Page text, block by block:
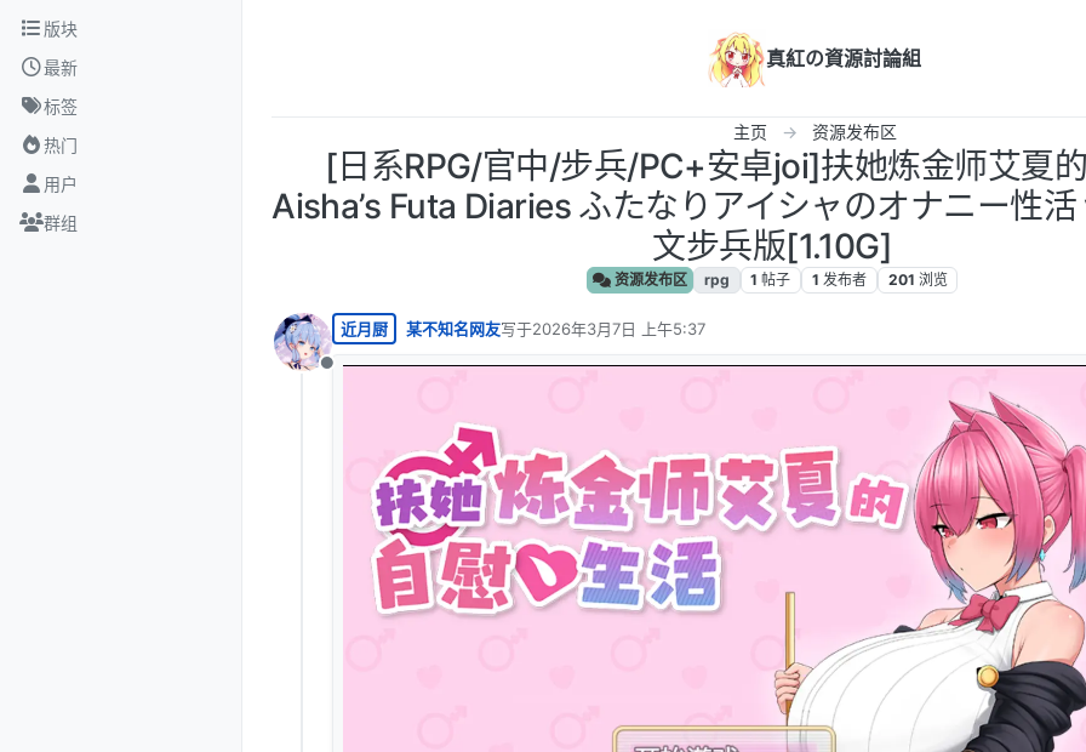
跳转至内容
版块
最新
标签
热门
用户
群组
真紅の資源討論組
主页 资源发布区
[日系RPG/官中/步兵/PC+安卓joi]扶她炼金师艾夏
Aisha’s Futa Diaries ふたなりアイシャのオナニー性
文步兵版[1.10G]
资源发布区 rpg 1 帖子 1 发布者 201 浏览
离线
近月厨 某不知名网友写于2026年3月7日 上午5:37
最后由 编辑